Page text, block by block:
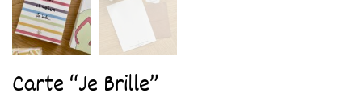
Carte “Je Brille”